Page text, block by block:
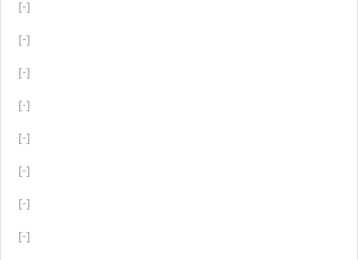
[-]
[-]
[-]
[-]
[-]
[-]
[-]
[-]